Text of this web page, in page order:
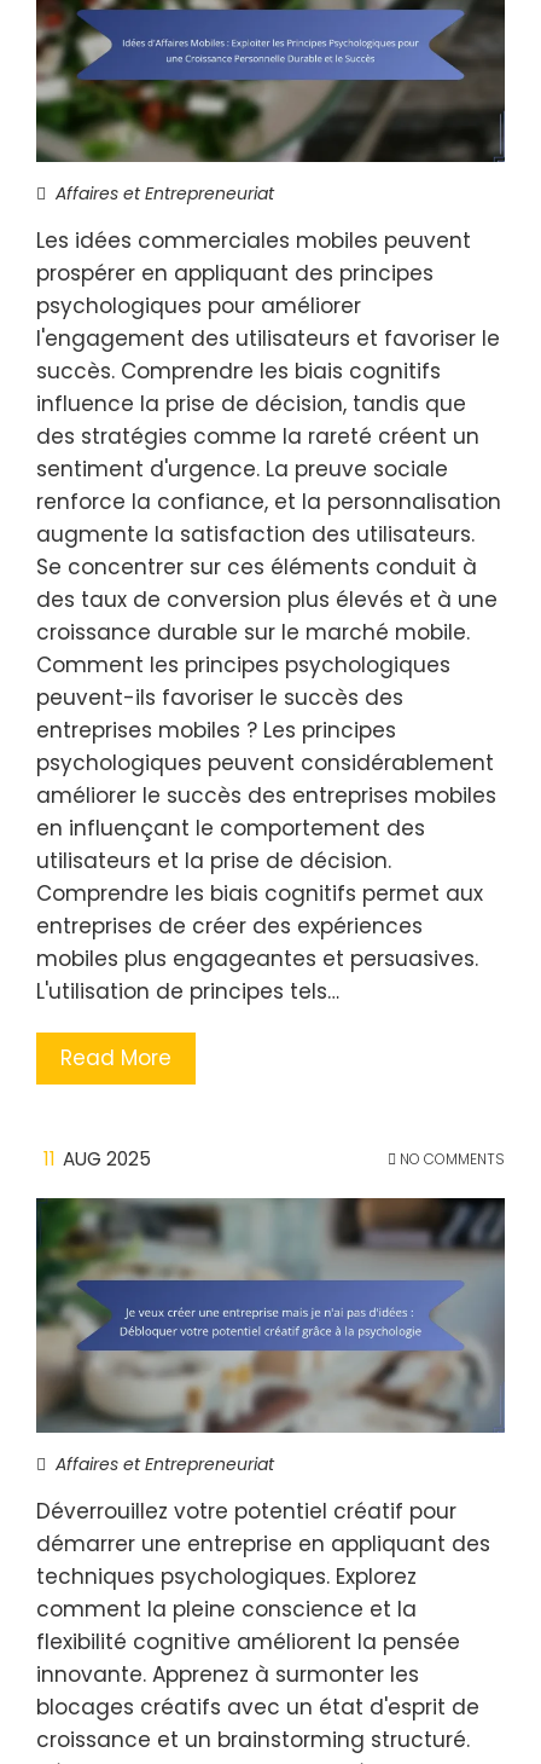
Affaires et Entrepreneuriat
Les idées commerciales mobiles peuvent
prospérer en appliquant des principes
psychologiques pour améliorer
l'engagement des utilisateurs et favoriser le
succès. Comprendre les biais cognitifs
influence la prise de décision, tandis que
des stratégies comme la rareté créent un
sentiment d'urgence. La preuve sociale
renforce la confiance, et la personnalisation
augmente la satisfaction des utilisateurs.
Se concentrer sur ces éléments conduit à
des taux de conversion plus élevés et à une
croissance durable sur le marché mobile.
Comment les principes psychologiques
peuvent-ils favoriser le succès des
entreprises mobiles ? Les principes
psychologiques peuvent considérablement
améliorer le succès des entreprises mobiles
en influençant le comportement des
utilisateurs et la prise de décision.
Comprendre les biais cognitifs permet aux
entreprises de créer des expériences
mobiles plus engageantes et persuasives.
L'utilisation de principes tels…
Read More
11 AUG 2025 NO COMMENTS
Affaires et Entrepreneuriat
Déverrouillez votre potentiel créatif pour
démarrer une entreprise en appliquant des
techniques psychologiques. Explorez
comment la pleine conscience et la
flexibilité cognitive améliorent la pensée
innovante. Apprenez à surmonter les
blocages créatifs avec un état d'esprit de
croissance et un brainstorming structuré.